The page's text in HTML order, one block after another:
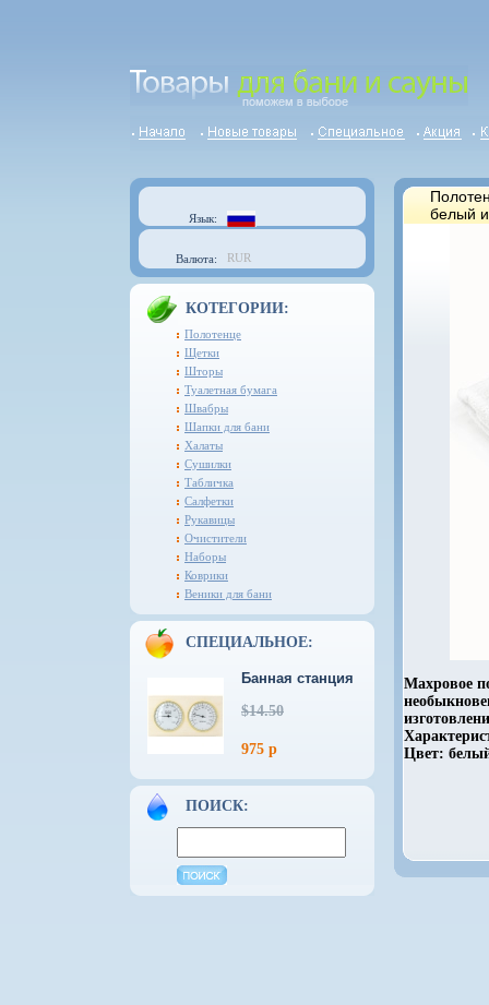
Язык:
Валюта: RUR
КОТЕГОРИИ:
Полотенце
Щетки
Шторы
Туалетная бумага
Швабры
Шапки для бани
Халаты
Сушилки
Табличка
Салфетки
Рукавицы
Очистители
Наборы
Коврики
Веники для бани
СПЕЦИАЛЬНОЕ:
Банная станция
$14.50
975 р
ПОИСК:
белый
Махровое
Цвет: